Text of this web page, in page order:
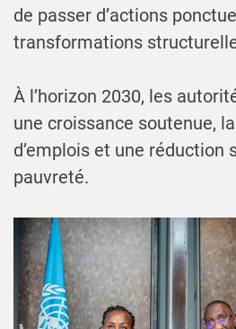
de passer d’actions
transformations
À l’horizon 2030, les
une croissance soutenue,
d’emplois et une réduction
pauvreté.